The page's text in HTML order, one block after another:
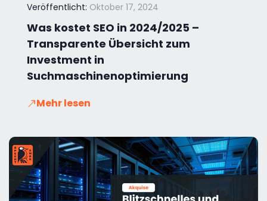
Veröffentlicht: Oktober 17, 2024
Was kostet SEO in 2024/2025 –
Transparente Übersicht zum
Investment in
Suchmaschinenoptimierung
Mehr lesen